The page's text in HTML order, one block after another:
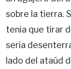
sobre la tierra.
tenia que tirar
seria
lado del ataúd